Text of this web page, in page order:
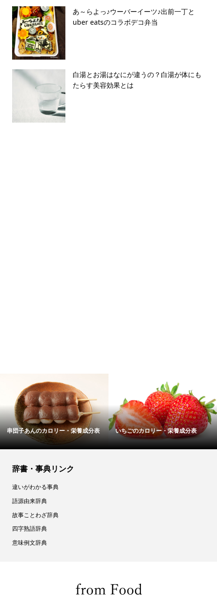
あ～らよっ♪ウーバーイーツ♪出前一丁と
uber eatsのコラボデコ弁当
白湯とお湯はなにが違うの？白湯が体にも
たらす美容効果とは
串団子あんのカロリー・栄養成分表 いちごのカロリー・栄養成分表
辞書・事典リンク
違いがわかる事典
語源由来辞典
故事ことわざ辞典
四字熟語辞典
意味例文辞典